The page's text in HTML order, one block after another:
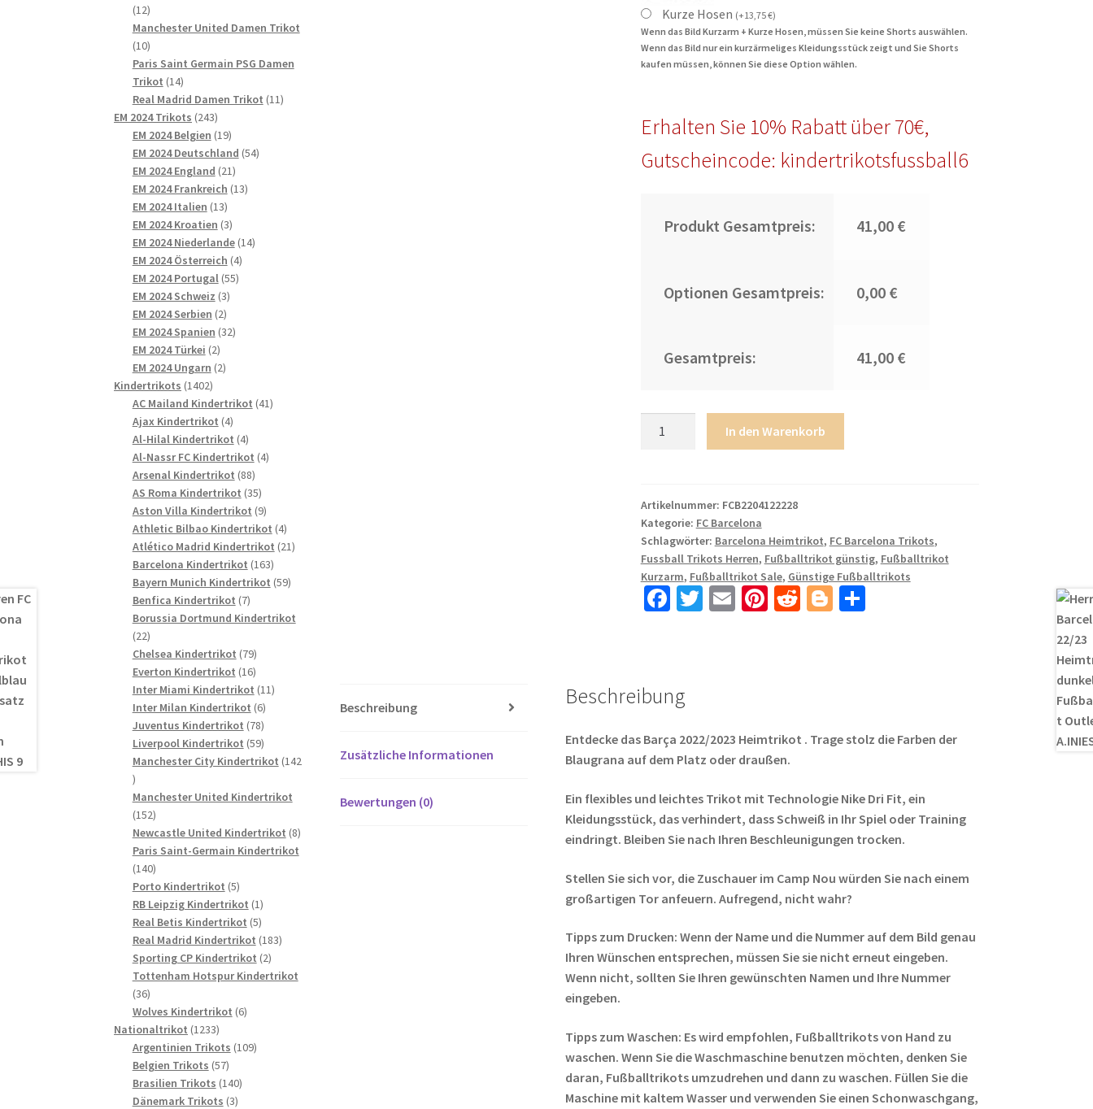
Kurze Hosen (+13,75€)
Wenn das Bild Kurzarm + Kurze Hosen, müssen Sie keine Shorts auswählen.
Wenn das Bild nur ein kurzärmeliges Kleidungsstück zeigt und Sie Shorts
kaufen müssen, können Sie diese Option wählen.
Erhalten Sie 10% Rabatt über 70€,
Gutscheincode: kindertrikotsfussball6
Produkt Gesamtpreis: 41,00 €
Optionen Gesamtpreis: 0,00 €
Gesamtpreis: 41,00 €
Heimtrikot
dunkelblau
Trikotsatz
Online
Kaufen
PEDRI
In den Warenkorb
Artikelnummer: FCB2204122228
Kategorie: FC Barcelona
Schlagwörter: Barcelona Heimtrikot, FC Barcelona Trikots,
Fussball Trikots Herren, Fußballtrikot günstig, Fußballtrikot
Kurzarm, Fußballtrikot Sale, Günstige Fußballtrikots
Fa
o
k
T E Pi R Bl T
Beschreibung
Zusätzliche Informationen
Bewertungen (0)
Beschreibung
Entdecke das Barça 2022/2023 Heimtrikot . Trage stolz die Farben der
Blaugrana auf dem Platz oder draußen.
Ein flexibles und leichtes Trikot mit Technologie Nike Dri Fit, ein
Kleidungsstück, das verhindert, dass Schweiß in Ihr Spiel oder Training
eindringt. Bleiben Sie nach Ihren Beschleunigungen trocken.
Stellen Sie sich vor, die Zuschauer im Camp Nou würden Sie nach einem
großartigen Tor anfeuern. Aufregend, nicht wahr?
Tipps zum Drucken: Wenn der Name und die Nummer auf dem Bild genau
Ihren Wünschen entsprechen, müssen Sie sie nicht erneut eingeben.
Wenn nicht, sollten Sie Ihren gewünschten Namen und Ihre Nummer
eingeben.
Tipps zum Waschen: Es wird empfohlen, Fußballtrikots von Hand zu
waschen. Wenn Sie die Waschmaschine benutzen möchten, denken Sie
daran, Fußballtrikots umzudrehen und dann zu waschen. Füllen Sie die
Maschine mit kaltem Wasser und verwenden Sie einen Schonwaschgang,
1212
Produkte
Manchester United Damen Trikot
1010
Produkte
Paris Saint Germain PSG Damen
Trikot 1414
Produkte
Real Madrid Damen Trikot 1111
EM 2024 Trikots 243243
Produkte
EM 2024 Belgien 1919
Produkte
EM 2024 Deutschland 5454
EM 2024 England 2121
Produkte
EM 2024 Frankreich 1313
EM 2024 Italien 1313
Produkte
EM 2024 Kroatien 33
Produkte
EM 2024 Niederlande 1414
EM 2024 Österreich 44
Produkte
EM 2024 Portugal 5555
EM 2024 Schweiz 33
Produkte
EM 2024 Serbien 22
Produkte
EM 2024 Spanien 3232
EM 2024 Türkei 22
Produkte
EM 2024 Ungarn 22
Kindertrikots 14021402
Produkte
AC Mailand Kindertrikot 4141
Ajax Kindertrikot 44
Produkte
Al-Hilal Kindertrikot 44
Produkte
Al-Nassr FC Kindertrikot 44
Arsenal Kindertrikot 8888
Produkte
AS Roma Kindertrikot 3535
Produkte
Aston Villa Kindertrikot 99
Produkte
Athletic Bilbao Kindertrikot 44
Produkte
Atlético Madrid Kindertrikot 2121
Barcelona Kindertrikot 163163
Produkte
Bayern Munich Kindertrikot 5959
Benfica Kindertrikot 77
Produkte
Borussia Dortmund Kindertrikot
2222
Produkte
Chelsea Kindertrikot 7979
Produkte
Everton Kindertrikot 1616
Produkte
Inter Miami Kindertrikot 1111
Inter Milan Kindertrikot 66
Produkte
Juventus Kindertrikot 7878
Produkte
Liverpool Kindertrikot 5959
Produkte
Manchester City Kindertrikot 142
142
Produkte
Manchester United Kindertrikot
152152
Produkte
Newcastle United Kindertrikot 88
Produkte
Paris Saint-Germain Kindertrikot
140140
Produkte
Porto Kindertrikot 55
Produkte
RB Leipzig Kindertrikot 11
Produkt
Real Betis Kindertrikot 55
Produkte
Real Madrid Kindertrikot 183183
Sporting CP Kindertrikot 22
Produkte
Tottenham Hotspur Kindertrikot
3636
Produkte
Wolves Kindertrikot 66
Nationaltrikot 12331233
Produkte
Argentinien Trikots 109109
Belgien Trikots 5757
Produkte
Brasilien Trikots 140140
Dänemark Trikots 33